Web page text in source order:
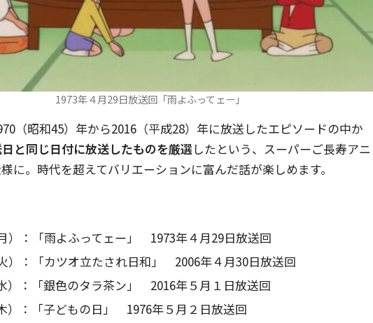
1973年４月29日放送回「雨よふってェー」
（昭和45）年から2016（平成28）年に放送したエピソードの中か
と同じ日付に放送したものを厳選したという、スーパーご長寿アニ
に。時代を超えてバリエーションに富んだ話が楽しめます。
）：「雨よふってェー」 1973年４月29日放送回
）：「カツオ立たされ日和」 2006年４月30日放送回
）：「銀色のタラ茶ン」 2016年５月１日放送回
）：「子どもの日」 1976年５月２日放送回